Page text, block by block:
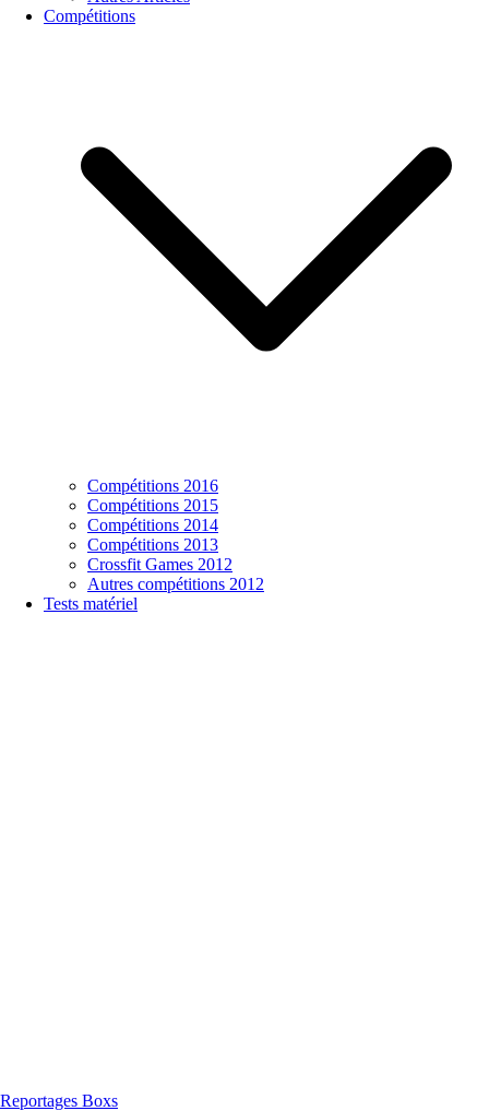
Compétitions
Compétitions 2016
Compétitions 2015
Compétitions 2014
Compétitions 2013
Crossfit Games 2012
Autres compétitions 2012
Tests matériel
Reportages Boxs